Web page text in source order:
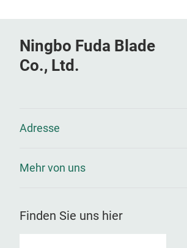
Ningbo Fuda Blade
Co., Ltd.
Adresse
Mehr von uns
Finden Sie uns hier